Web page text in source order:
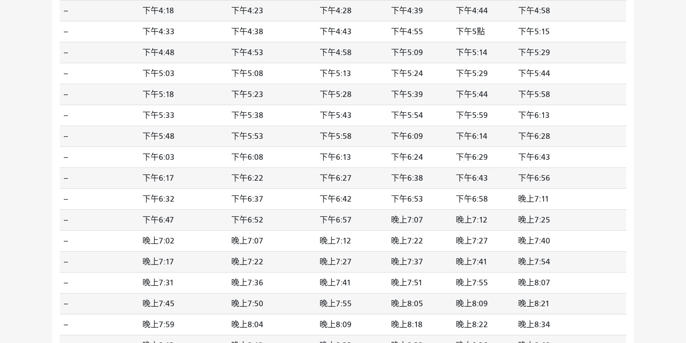
-- 下午4:18 下午4:23 下午4:28 下午4:39 下午4:44 下午4:58
-- 下午4:33 下午4:38 下午4:43 下午4:55 下午5點 下午5:15
-- 下午4:48 下午4:53 下午4:58 下午5:09 下午5:14 下午5:29
-- 下午5:03 下午5:08 下午5:13 下午5:24 下午5:29 下午5:44
-- 下午5:18 下午5:23 下午5:28 下午5:39 下午5:44 下午5:58
-- 下午5:33 下午5:38 下午5:43 下午5:54 下午5:59 下午6:13
-- 下午5:48 下午5:53 下午5:58 下午6:09 下午6:14 下午6:28
-- 下午6:03 下午6:08 下午6:13 下午6:24 下午6:29 下午6:43
-- 下午6:17 下午6:22 下午6:27 下午6:38 下午6:43 下午6:56
-- 下午6:32 下午6:37 下午6:42 下午6:53 下午6:58 晚上7:11
-- 下午6:47 下午6:52 下午6:57 晚上7:07 晚上7:12 晚上7:25
-- 晚上7:02 晚上7:07 晚上7:12 晚上7:22 晚上7:27 晚上7:40
-- 晚上7:17 晚上7:22 晚上7:27 晚上7:37 晚上7:41 晚上7:54
-- 晚上7:31 晚上7:36 晚上7:41 晚上7:51 晚上7:55 晚上8:07
-- 晚上7:45 晚上7:50 晚上7:55 晚上8:05 晚上8:09 晚上8:21
-- 晚上7:59 晚上8:04 晚上8:09 晚上8:18 晚上8:22 晚上8:34